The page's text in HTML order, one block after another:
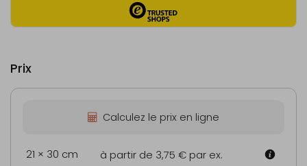
Prix
Calculez le prix en ligne
21 × 30 cm à partir de 3,75 € par ex.